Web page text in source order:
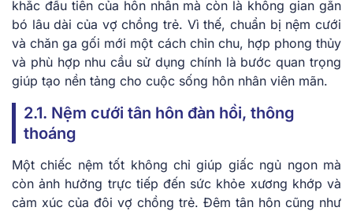
khắc đầu tiên của hôn nhân mà còn là không gian gắn
bó lâu dài của vợ chồng trẻ. Vì thế, chuẩn bị nệm cưới
và chăn ga gối mới một cách chỉn chu, hợp phong thủy
và phù hợp nhu cầu sử dụng chính là bước quan trọng
giúp tạo nền tảng cho cuộc sống hôn nhân viên mãn.
2.1. Nệm cưới tân hôn đàn hồi, thông
thoáng
Một chiếc nệm tốt không chỉ giúp giấc ngủ ngon mà
còn ảnh hưởng trực tiếp đến sức khỏe xương khớp và
cảm xúc của đôi vợ chồng trẻ. Đêm tân hôn cũng như